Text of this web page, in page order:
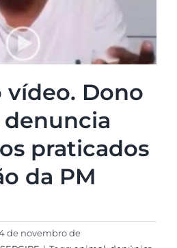
vídeo. Dono
praticados
da PM
de novembro de